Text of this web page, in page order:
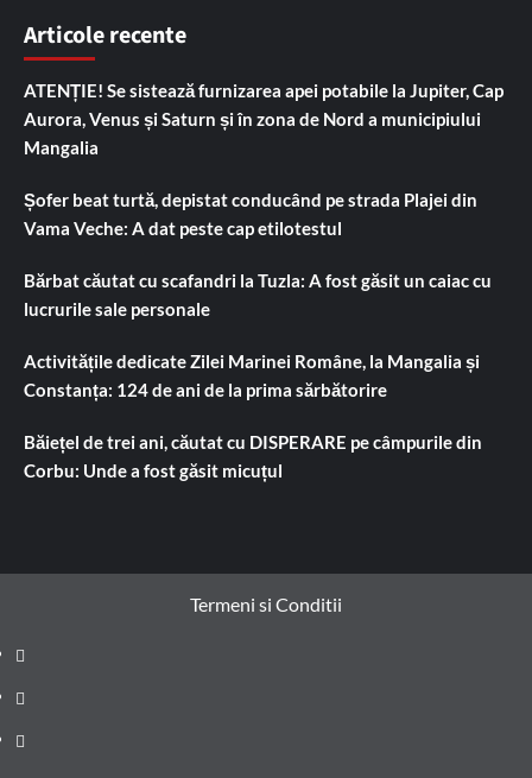
Articole recente
ATENȚIE! Se sistează furnizarea apei potabile la Jupiter, Cap
Aurora, Venus și Saturn și în zona de Nord a municipiului
Mangalia
Șofer beat turtă, depistat conducând pe strada Plajei din
Vama Veche: A dat peste cap etilotestul
Bărbat căutat cu scafandri la Tuzla: A fost găsit un caiac cu
lucrurile sale personale
Activitățile dedicate Zilei Marinei Române, la Mangalia și
Constanța: 124 de ani de la prima sărbătorire
Băiețel de trei ani, căutat cu DISPERARE pe câmpurile din
Corbu: Unde a fost găsit micuțul
Termeni si Conditii
Prima
pagină
Știri
de
Administrație